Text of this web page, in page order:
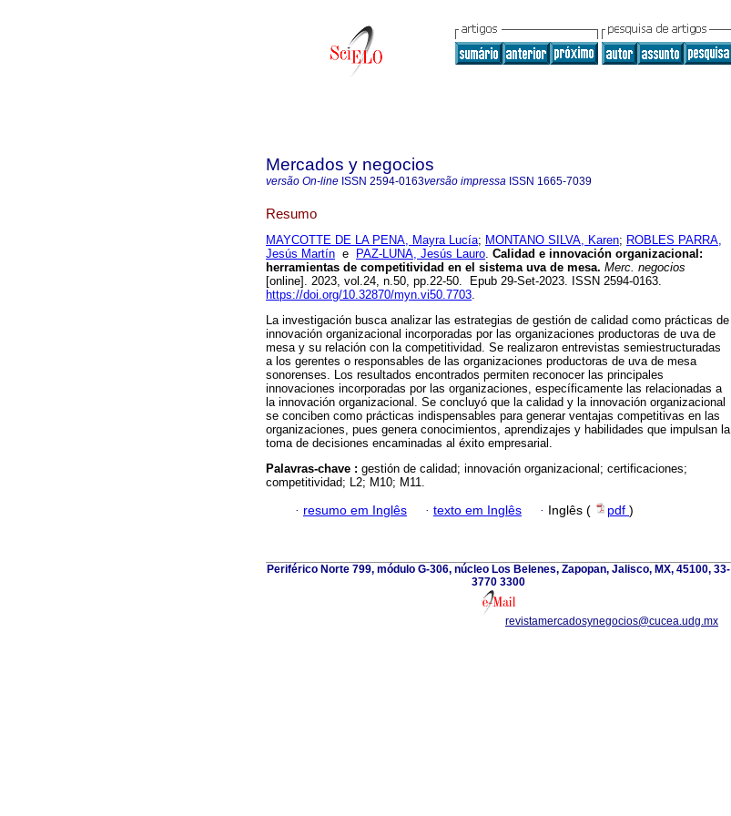
Mercados y negocios
versão On-line ISSN 2594-0163versão impressa ISSN 1665-7039
Resumo
MAYCOTTE DE LA PENA, Mayra Lucía; MONTANO SILVA, Karen; ROBLES PARRA,
Jesús Martín e PAZ-LUNA, Jesús Lauro. Calidad e innovación organizacional:
herramientas de competitividad en el sistema uva de mesa. Merc. negocios
[online]. 2023, vol.24, n.50, pp.22-50. Epub 29-Set-2023. ISSN 2594-0163.
https://doi.org/10.32870/myn.vi50.7703.
La investigación busca analizar las estrategias de gestión de calidad como prácticas de
innovación organizacional incorporadas por las organizaciones productoras de uva de
mesa y su relación con la competitividad. Se realizaron entrevistas semiestructuradas
a los gerentes o responsables de las organizaciones productoras de uva de mesa
sonorenses. Los resultados encontrados permiten reconocer las principales
innovaciones incorporadas por las organizaciones, específicamente las relacionadas a
la innovación organizacional. Se concluyó que la calidad y la innovación organizacional
se conciben como prácticas indispensables para generar ventajas competitivas en las
organizaciones, pues genera conocimientos, aprendizajes y habilidades que impulsan la
toma de decisiones encaminadas al éxito empresarial.
Palavras-chave : gestión de calidad; innovación organizacional; certificaciones;
competitividad; L2; M10; M11.
· resumo em Inglês · texto em Inglês · Inglês ( pdf )
Periférico Norte 799, módulo G-306, núcleo Los Belenes, Zapopan, Jalisco, MX, 45100, 33-
3770 3300
revistamercadosynegocios@cucea.udg.mx